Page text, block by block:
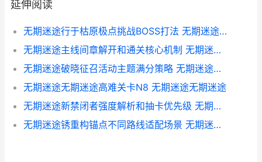
延伸阅读
无期迷途行于枯原极点挑战BOSS打法 无期迷途是哪家公司的
无期迷途主线间章解开和通关核心机制 无期迷途主角立绘
无期迷途破晓征召活动主题满分策略 无期迷途破晓征召
无期迷途无期迷途高难关卡N8 无期迷途无期迷途
无期迷途新禁闭者强度解析和抽卡优先级 无期迷途禁闭者是什么
无期迷途锈重构锚点不同路线适配场景 无期迷途tap